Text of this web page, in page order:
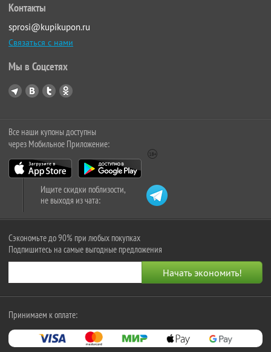
Контакты
sprosi@kupikupon.ru
Связаться с нами
Мы в Соцсетях
Все наши купоны доступны
через Мобильное Приложение:
Ищите скидки поблизости,
не выходя из чата:
Сэкономьте до 90% при любых покупках
Подпишитесь на самые выгодные предложения
Принимаем к оплате: